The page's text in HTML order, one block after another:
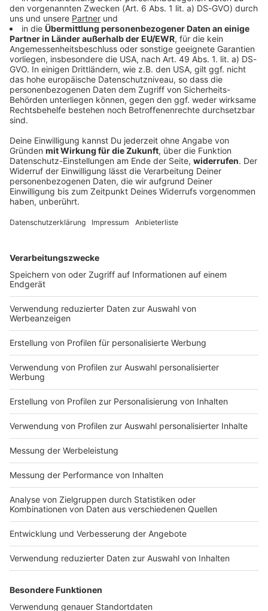
Müder FC Augsburg gewinnt Härtetest -
Kabadayi nach Kroatien
Der FC Augsburg rackert im Trainingslager. Mit
schweren Beinen gelingt Manuel Baums Mannschaft
Erstligisten.
DEINE GEMERKTEN ARTIKEL
Du hast dir noch keine Artikel gemerkt
Markiere sie hierfür mit einem
Impressum
Nutzungsbedingungen
Jobs
Presse
Werben
Archiv
Kontakt
Studio-Hotline
Verkehrs-Hotline
Newsletter